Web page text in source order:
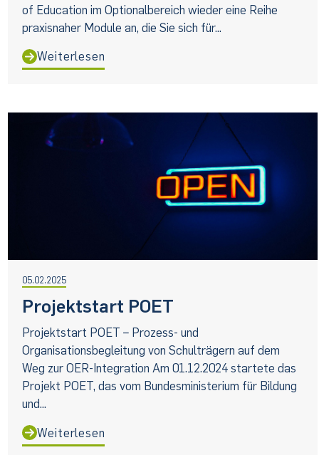
of Education im Optionalbereich wieder eine Reihe
praxisnaher Module an, die Sie sich für...
Weiterlesen
05.02.2025
Projektstart POET
Projektstart POET – Prozess- und
Organisationsbegleitung von Schulträgern auf dem
Weg zur OER-Integration Am 01.12.2024 startete das
Projekt POET, das vom Bundesministerium für Bildung
und...
Weiterlesen